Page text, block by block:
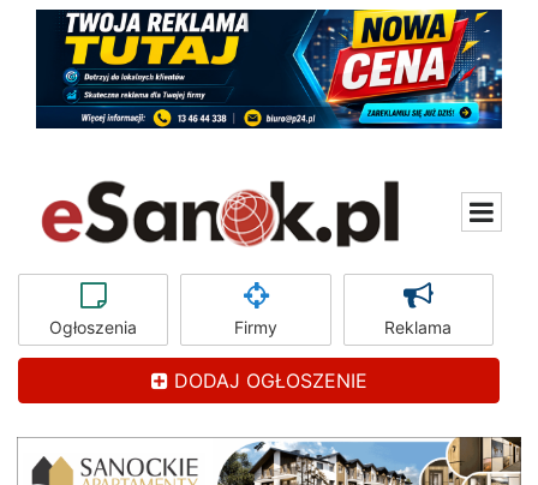
Ogłoszenia Firmy Reklama
DODAJ OGŁOSZENIE